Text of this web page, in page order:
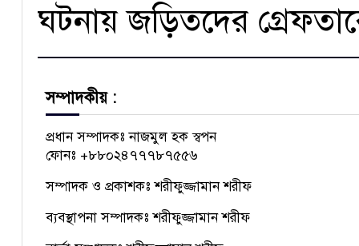
ঘটনায় জড়িতদের
সম্পাদকীয় :
প্রধান সম্পাদকঃ নাজমুল হক স্বপন
ফোনঃ +৮৮০২৪৭৭৭৮৭৫৫৬
সম্পাদক ও প্রকাশকঃ শরীফুজ্জামান শরীফ
ব্যবস্থাপনা সম্পাদকঃ শরীফুজ্জামান শরীফ